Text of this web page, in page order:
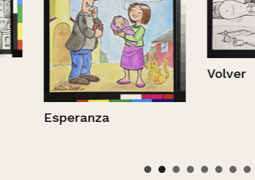
Esperanza
Volver